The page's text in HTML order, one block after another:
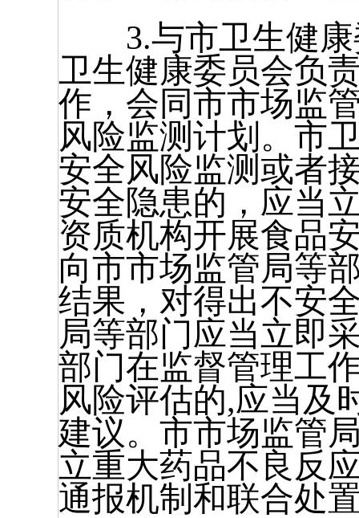
3.与市卫生健康
卫生健康委员会负
作，会同市市场监
风险监测计划。市
安全风险监测或者
安全隐患的，应当
资质机构开展食品
向市市场监管局等
结果，对得出不安
局等部门应当立即
部门在监督管理工
风险评估的,应当及
建议。市市场监管
立重大药品不良反
通报机制和联合处